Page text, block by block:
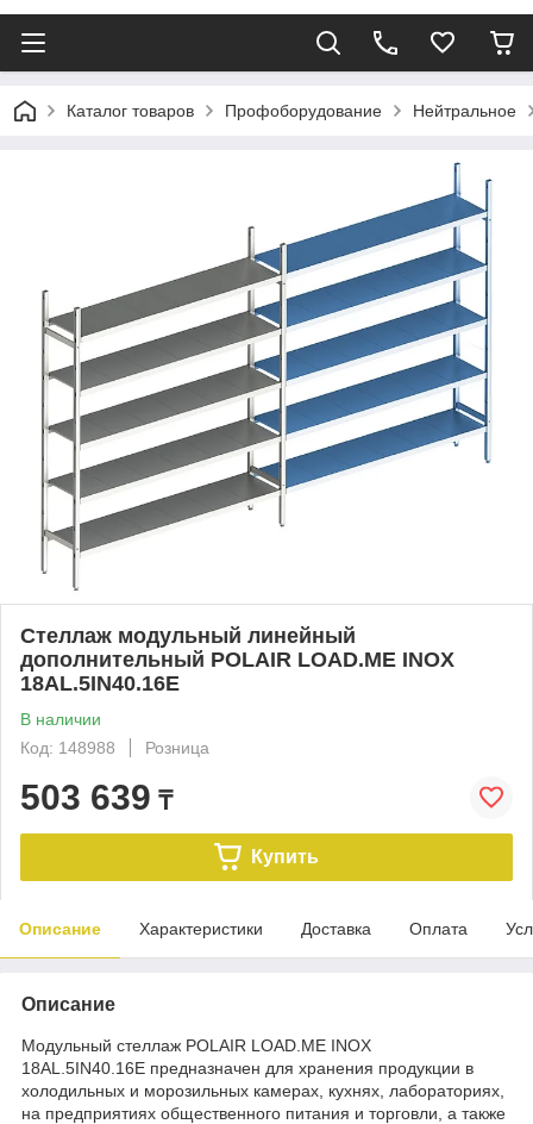
Каталог товаров Профоборудование Нейтральное
Стеллаж модульный линейный
дополнительный POLAIR LOAD.ME INOX
18AL.5IN40.16Е
В наличии
Код: 148988
Розница
503 639 ₸
Купить
Описание Характеристики Доставка Оплата
Описание
Модульный стеллаж POLAIR LOAD.ME INOX
18AL.5IN40.16Е предназначен для хранения продукции в
холодильных и морозильных камерах, кухнях, лабораториях,
на предприятиях общественного питания и торговли, а также